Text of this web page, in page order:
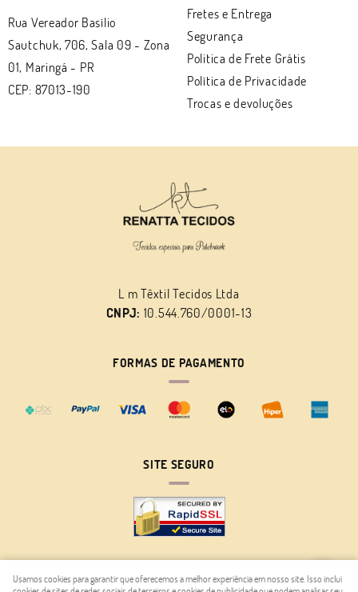
Rua Vereador Basílio
Sautchuk, 706, Sala 09 - Zona
01, Maringá - PR
CEP: 87013-190
Fretes e Entrega
Segurança
Politica de Frete Grátis
Política de Privacidade
Trocas e devoluções
L m Têxtil Tecidos Ltda
CNPJ: 10.544.760/0001-13
FORMAS DE PAGAMENTO
SITE SEGURO
Usamos cookies para garantir que oferecemos a melhor experiência em nosso site. Isso inclui